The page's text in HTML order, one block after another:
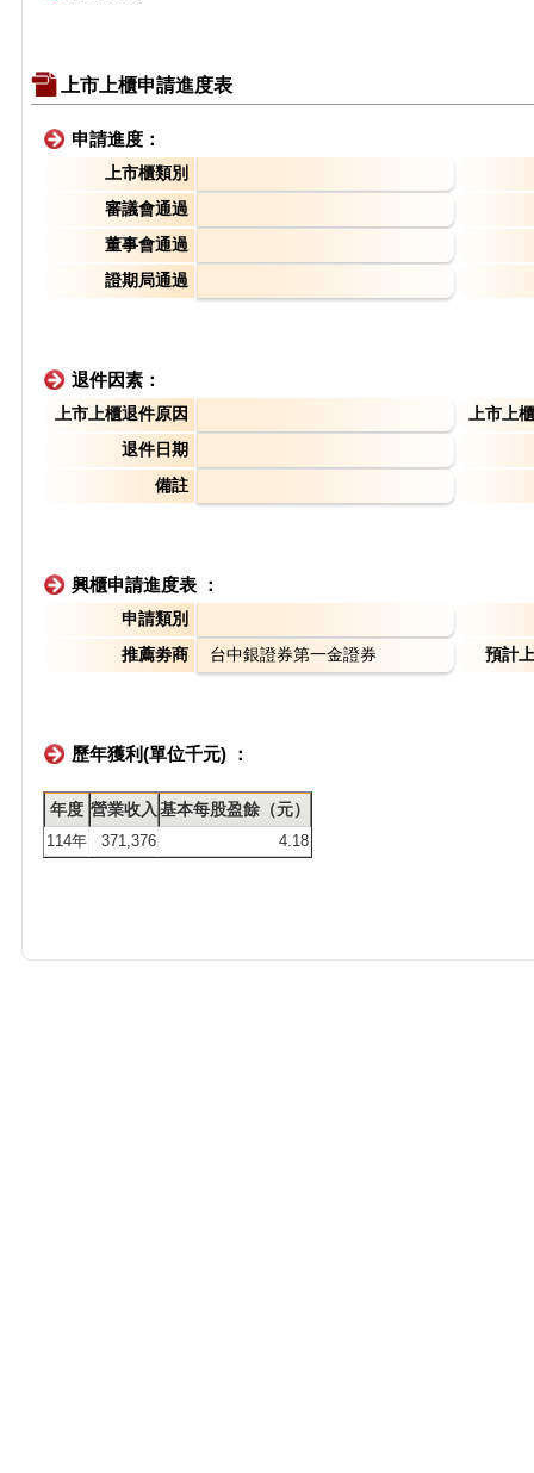
上市上櫃申請進度表
申請進度：
上市櫃類別
審議會通過
董事會通過
證期局通過
退件因素：
上市上櫃退件原因
退件日期
備註
上市上
興櫃申請進度表 ：
申請類別
推薦劵商
台中銀證券第一金證券 預計
歷年獲利(單位千元) ：
年度 營業收入 基本每股盈餘（元）
114年 371,376 4.18